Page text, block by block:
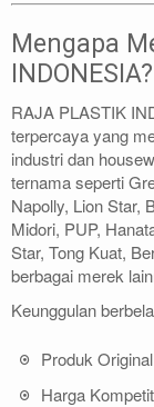
Mengapa
INDONESIA?
RAJA PLASTIK
terpercaya yang
industri dan
ternama seperti
Napolly, Lion Star,
Midori, PUP,
Star, Tong Kuat,
berbagai merek
Keunggulan
Produk
Harga